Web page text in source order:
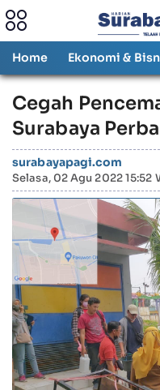
Home Ekonomi &
Cegah
Surabaya
surabayapagi.com
Selasa, 02 Agu 2022 15:52